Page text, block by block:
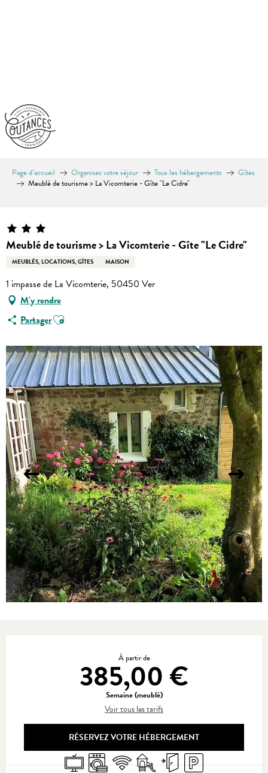
Page d’accueil Organisez votre séjour Tous les hébergements
Gîtes
Meublé de tourisme > La Vicomterie - Gîte "Le Cidre"
Meublé de tourisme > La Vicomterie - Gîte "Le Cidre"
MEUBLÉS, LOCATIONS, GÎTES MAISON
Equinoxe
1 impasse de La Vicomterie, 50450 Ver
M'y rendre
PartagerAjouter aux favoris
À partir de
385,00 €
Semaine (meublé)
Voir tous les tarifs
RÉSERVEZ VOTRE HÉBERGEMENT
TélévisionLave linge
WiFi Jeux pour enfants / Espace jeux
Entrée indépendante
Parking